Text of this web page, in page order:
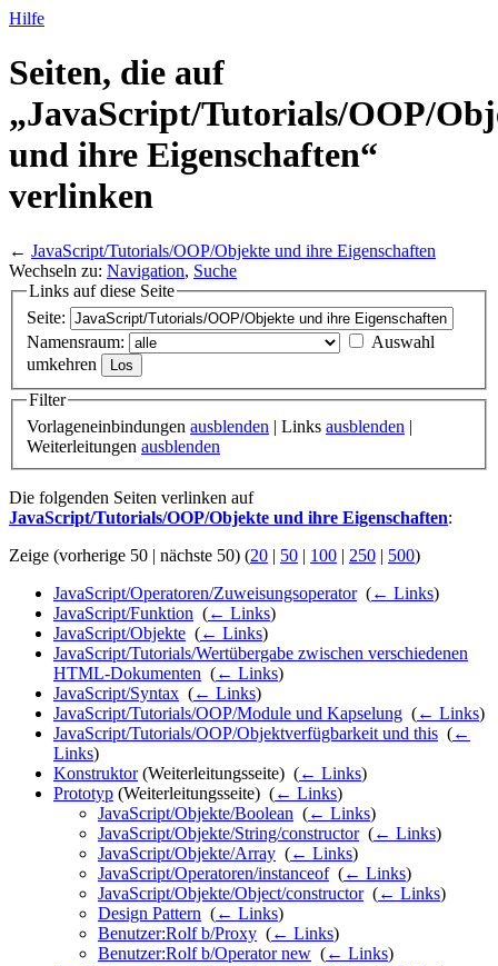
Hilfe
Seiten, die auf
„JavaScript/Tutorials/OOP/
und ihre Eigenschaften“
verlinken
← JavaScript/Tutorials/OOP/Objekte und ihre Eigenschaften
Wechseln zu: Navigation, Suche
Links auf diese Seite
Seite:
Namensraum:
Auswahl
umkehren
Filter
Vorlageneinbindungen ausblenden | Links ausblenden |
Weiterleitungen ausblenden
Die folgenden Seiten verlinken auf
JavaScript/Tutorials/OOP/Objekte und ihre Eigenschaften:
Zeige (vorherige 50 | nächste 50) (20 | 50 | 100 | 250 | 500)
JavaScript/Operatoren/Zuweisungsoperator‎ (← Links)
JavaScript/Funktion (← Links)
JavaScript/Objekte (← Links)
JavaScript/Tutorials/Wertübergabe zwischen verschiedenen
HTML-Dokumenten (← Links)
JavaScript/Syntax (← Links)
JavaScript/Tutorials/OOP/Module und Kapselung (← Links)
JavaScript/Tutorials/OOP/Objektverfügbarkeit und this (←
Links)
Konstruktor(Weiterleitungsseite) ‎ (← Links)
Prototyp (Weiterleitungsseite) ‎ (← Links)
JavaScript/Objekte/Boolean (← Links)
JavaScript/Objekte/String/constructor‎ (← Links)
JavaScript/Objekte/Array (← Links)
JavaScript/Operatoren/instanceof‎ (← Links)
JavaScript/Objekte/Object/constructor‎ (← Links)
Design Pattern (← Links)
Benutzer:Rolf b/Proxy (← Links)
Benutzer:Rolf b/Operator new (← Links)